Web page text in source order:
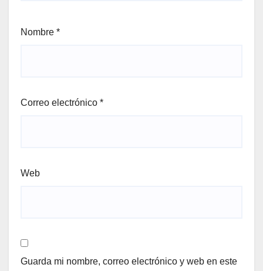
Nombre *
Correo electrónico *
Web
Guarda mi nombre, correo electrónico y web en este